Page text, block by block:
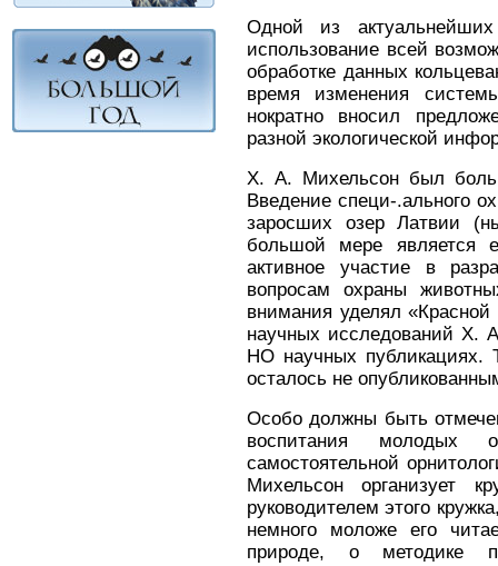
Одной из
использование всей
обработке данных
время изменения
нократно вносил
разной экологической
X. А. Михельсон был
Введение специ-.ального
заросших озер Латвии
большой мере является
активное участие в
вопросам охраны
внимания уделял
научных исследований X.
НО научных публикациях.
осталось не
Особо должны быть
воспитания мо­лодых
самостоятельной
Михельсон организует
руково­дителем этого
немного моложе его
природе, о методике